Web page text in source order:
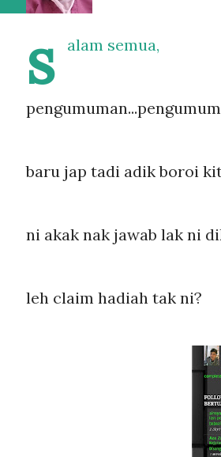
s alam semua,
baru jap tadi adik boroi
ni akak nak jawab lak ni
leh claim hadiah tak ni?